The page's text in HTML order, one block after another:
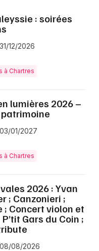
: soirées
12/2026
à Chartres
lumières 2026 –
01/2027
à Chartres
2026 : Yvan
; Canzonieri ;
; Concert violon et
Gars du Coin ;
08/2026